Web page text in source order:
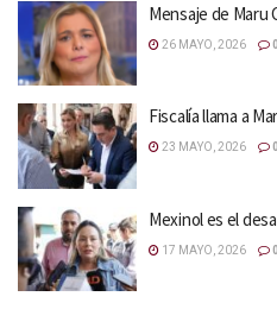
Mensaje de Maru
26 MAYO, 2026 0
Fiscalía llama a
23 MAYO, 2026 0
Mexinol es el
17 MAYO, 2026 0